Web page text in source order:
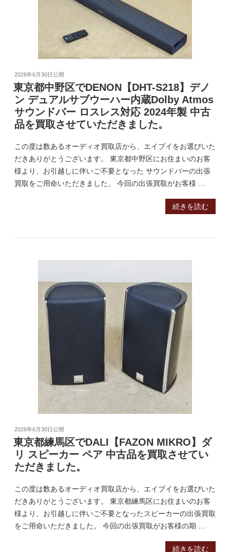
2026年6月30日公開
東京都中野区でDENON【DHT-S218】デノ
ン デュアルサブウーハー内蔵Dolby Atmos
サウンドバー ロスレス対応 2024年製 中古
品を買取させていただきました。
この度は数あるオーディオ買取店から、エイブイをお選びいた
だきありがとうございます。 東京都中野区にお住まいのお客
様より、お引越しに伴いご不要となった サウンドバーの出張
買取をご用命いただきました。 今回の出張買取がお客様 …
続きを読む
2026年6月30日公開
東京都練馬区でDALI【FAZON MIKRO】ダ
リ スピーカー ペア 中古品を買取させてい
ただきました。
この度は数あるオーディオ買取店から、エイブイをお選びいた
だきありがとうございます。 東京都練馬区にお住まいのお客
様より、お引越しに伴いご不要となったスピーカーの出張買取
をご用命いただきました。 今回の出張買取がお客様の期 …
続きを読む